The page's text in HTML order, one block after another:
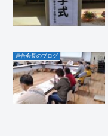
連合会長のブログ